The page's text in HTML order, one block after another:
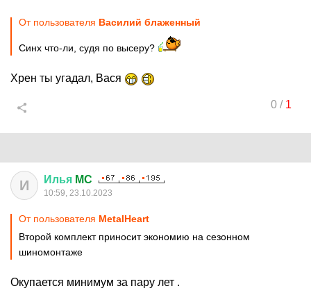
От пользователя Василий блаженный
Синх что-ли, судя по высеру?
Хрен ты угадал, Вася
0/ 1
И Илья MC
10:59, 23.10.2023
От пользователя MetalHeart
Второй комплект приносит экономию на сезонном
шиномонтаже
Окупается минимум за пару лет .